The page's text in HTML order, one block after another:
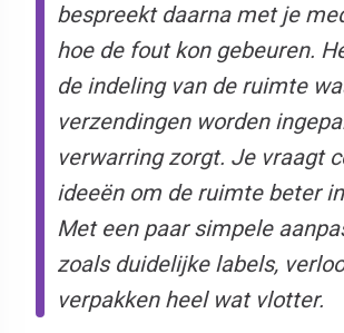
bespreekt daarna met je
hoe de fout kon gebeuren.
de indeling van de ruimte
verzendingen worden
verwarring zorgt. Je vraagt
ideeën om de ruimte beter
Met een paar simpele
zoals duidelijke labels,
verpakken heel wat vlotter.